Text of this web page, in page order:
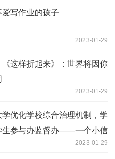
写作业的孩子
2023-01-29
这样折起来》：世界将因你
2023-01-29
优化学校综合治理机制，学
生参与办监督办——一个小信
2023-01-29